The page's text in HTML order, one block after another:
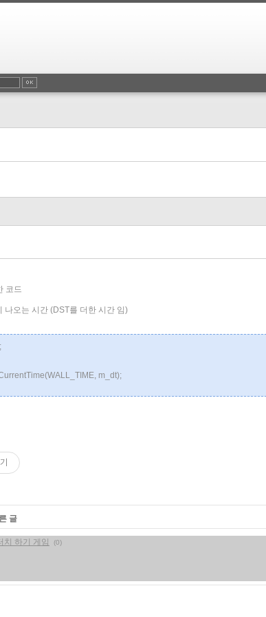
코드
나오는 시간 (DST를 더한 시간 임)
m_dt);
글
치 하기 게임 (0)